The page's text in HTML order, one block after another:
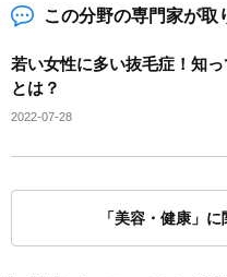
この分野の専門家が取
若い女性に多い抜毛症！知
とは？
2022-07-28
「美容・健康」